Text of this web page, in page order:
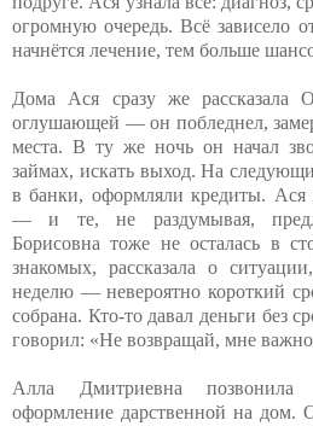
огромную очередь. Всё зависело
начнётся лечение, тем больше
Дома Ася сразу же рассказала
оглушающей — он побледнел,
места. В ту же ночь он начал
займах, искать выход. На
в банки, оформляли кредиты. Ася
— и те, не раздумывая,
Борисовна тоже не осталась в
знакомых, рассказала о
неделю — невероятно короткий
собрана. Кто-то давал деньги без
говорил: «Не возвращай, мне
Алла Дмитриевна
оформление дарственной на дом.